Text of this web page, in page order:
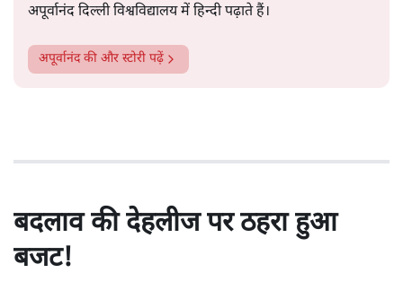
अपूर्वानंद दिल्ली विश्वविद्यालय में हिन्दी पढ़ाते हैं।
अपूर्वानंदकी और स्टोरी पढ़ें
बदलाव की देहलीज पर ठहरा हुआ
बजट!